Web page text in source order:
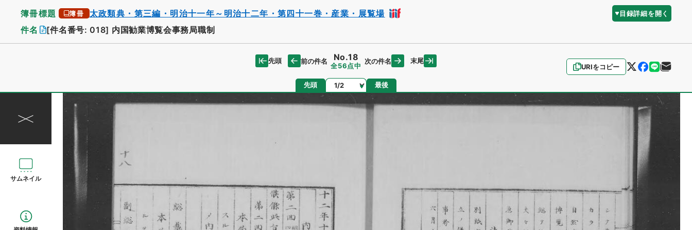
簿冊標題 簿冊 太政類典・第三編・明治十一年～明治十二年・第四十一巻・産業・展覧場 目録詳細を開く
件名 [件名番号: 018] 内国勧業博覧会事務局職制
URIをコピー
先頭 前の件名 No.18
全56点中
次の件名 末尾
先頭 ページ 最後
サムネイル